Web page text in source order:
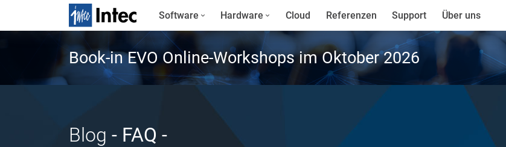
Software Hardware Cloud Referenzen Support Über uns
Book-in EVO Online-Workshops im Oktober 2026
Blog - FAQ -